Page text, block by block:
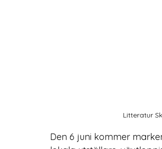
Litteratur
Den 6 juni kommer